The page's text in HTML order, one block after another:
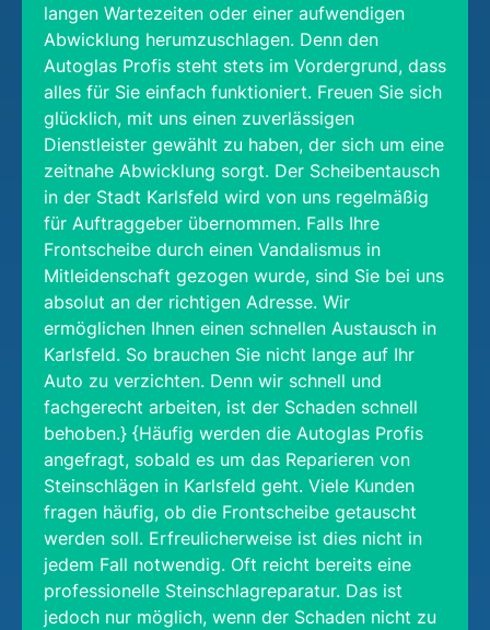
langen Wartezeiten oder einer aufwendigen
Abwicklung herumzuschlagen. Denn den
Autoglas Profis steht stets im Vordergrund, dass
alles für Sie einfach funktioniert. Freuen Sie sich
glücklich, mit uns einen zuverlässigen
Dienstleister gewählt zu haben, der sich um eine
zeitnahe Abwicklung sorgt. Der Scheibentausch
in der Stadt Karlsfeld wird von uns regelmäßig
für Auftraggeber übernommen. Falls Ihre
Frontscheibe durch einen Vandalismus in
Mitleidenschaft gezogen wurde, sind Sie bei uns
absolut an der richtigen Adresse. Wir
ermöglichen Ihnen einen schnellen Austausch in
Karlsfeld. So brauchen Sie nicht lange auf Ihr
Auto zu verzichten. Denn wir schnell und
fachgerecht arbeiten, ist der Schaden schnell
behoben.} {Häufig werden die Autoglas Profis
angefragt, sobald es um das Reparieren von
Steinschlägen in Karlsfeld geht. Viele Kunden
fragen häufig, ob die Frontscheibe getauscht
werden soll. Erfreulicherweise ist dies nicht in
jedem Fall notwendig. Oft reicht bereits eine
professionelle Steinschlagreparatur. Das ist
jedoch nur möglich, wenn der Schaden nicht zu